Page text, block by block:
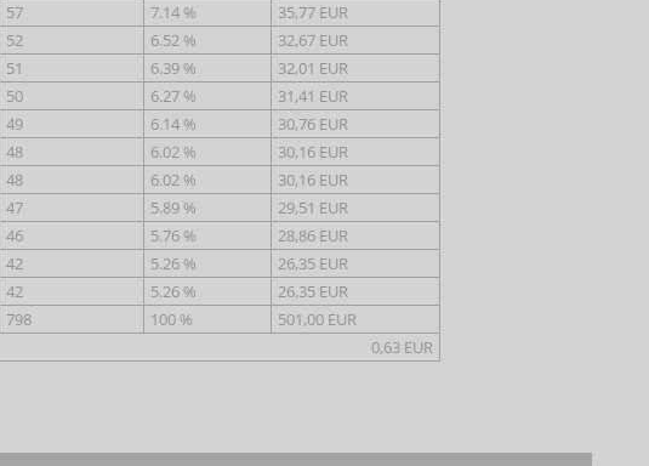
57 7.14 %
35,77 EUR
52 6.52 %
32,67 EUR
51 6.39 %
32,01 EUR
50 6.27 %
31,41 EUR
49 6.14 %
30,76 EUR
48 6.02 %
30,16 EUR
48 6.02 %
30,16 EUR
47 5.89 %
29,51 EUR
46 5.76 %
28,86 EUR
42 5.26 %
26,35 EUR
42 5.26 %
26,35 EUR
798 100 %
501,00 EUR
0,63 EUR